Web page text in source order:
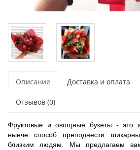
Описание Доставка и оплата
Отзывов (0)
Фруктовые и овощные букеты - это
нынче способ преподнести
близким людям. Мы предлагаем